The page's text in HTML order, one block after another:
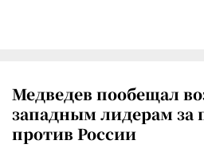
Медведев пообещал
западным лидерам за
против России